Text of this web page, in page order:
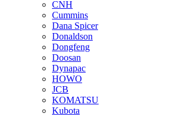
CNH
Cummins
Dana Spicer
Donaldson
Dongfeng
Doosan
Dynapac
HOWO
JCB
KOMATSU
Kubota